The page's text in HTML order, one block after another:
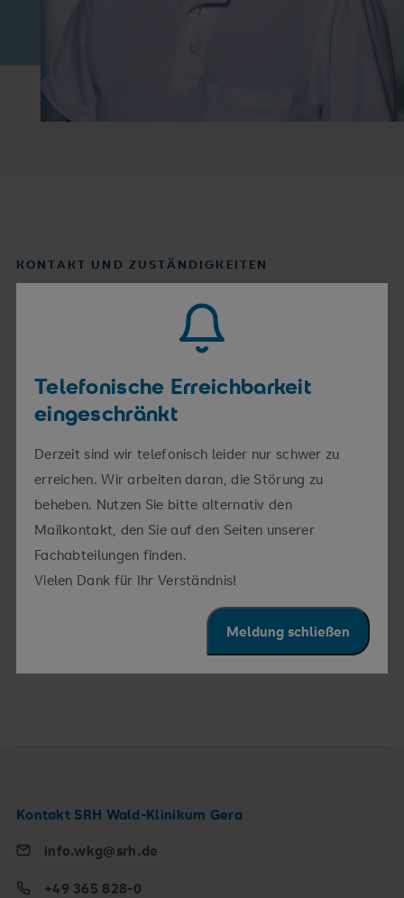
Telefonische Erreichbarkeit
eingeschränkt
Derzeit sind wir telefonisch leider nur schwer zu
erreichen. Wir arbeiten daran, die Störung zu
beheben. Nutzen Sie bitte alternativ den
Mailkontakt, den Sie auf den Seiten unserer
Fachabteilungen finden.
Vielen Dank für Ihr Verständnis!
Meldung schließen
KONTAKT UND ZUSTÄNDIGKEITEN
Ich bin für Sie da
So erreichen Sie mich
Telefon
Fax
0365 828 4502
Hierfür bin ich zuständig
Medizinisches Zentrum für Erwachsene
mit Behinderung
Kontakt SRH Wald-Klinikum Gera
info.wkg@srh.de
+49 365 828-0